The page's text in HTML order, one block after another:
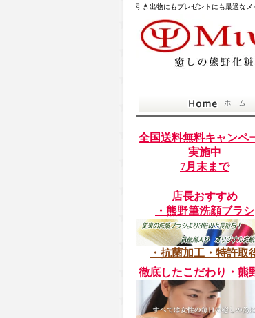
引き出物にもプレゼントにも最適な
全国送料無料キャンペ
実施中
7月末まで
店長おすすめ
・熊野筆洗顔ブラシ
・抗菌加工・特許取
徹底したこだわり・熊